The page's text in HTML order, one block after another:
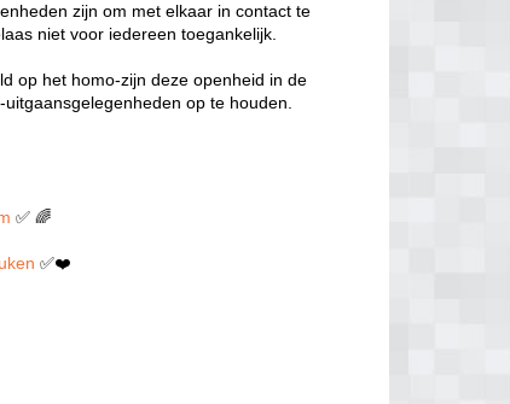
zijn om met elkaar in contact te
niet voor iedereen toegankelijk.
op het homo-zijn deze openheid in de
op te houden.
✅ 🌈
✅❤️